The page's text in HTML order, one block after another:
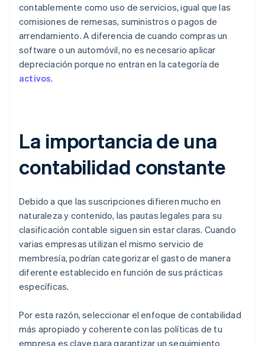
contablemente como uso de servicios, igual que las
comisiones de remesas, suministros o pagos de
arrendamiento. A diferencia de cuando compras un
software o un automóvil, no es necesario aplicar
depreciación porque no entran en la categoría de
activos.
La importancia de una
contabilidad constante
Debido a que las suscripciones difieren mucho en
naturaleza y contenido, las pautas legales para su
clasificación contable siguen sin estar claras. Cuando
varias empresas utilizan el mismo servicio de
membresía, podrían categorizar el gasto de manera
diferente establecido en función de sus prácticas
específicas.
Por esta razón, seleccionar el enfoque de contabilidad
más apropiado y coherente con las políticas de tu
empresa es clave para garantizar un seguimiento